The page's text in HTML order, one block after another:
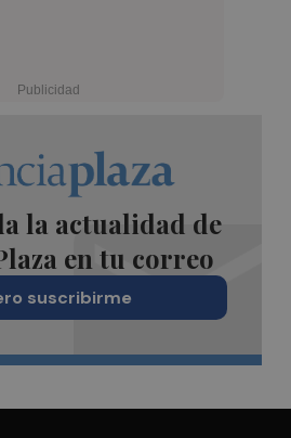
la actualidad de
en tu correo
suscribirme